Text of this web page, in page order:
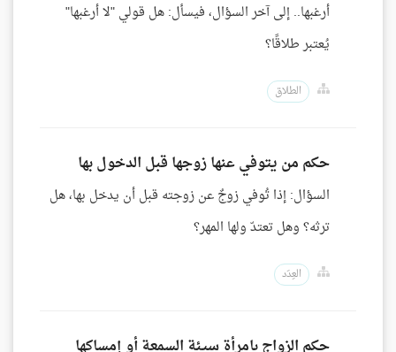
أرغبها.. إلى آخر السؤال، فيسأل: هل قولي "لا أرغبها"
يُعتبر طلاقًا؟
الطلاق
حكم من يتوفي عنها زوجها قبل الدخول بها
السؤال: إذا تُوفي زوجٌ عن زوجته قبل أن يدخل بها، هل
ترثه؟ وهل تعتدّ ولها المهر؟
العِدَد
حكم الزواج بامرأة سيئة السمعة أو إمساكها